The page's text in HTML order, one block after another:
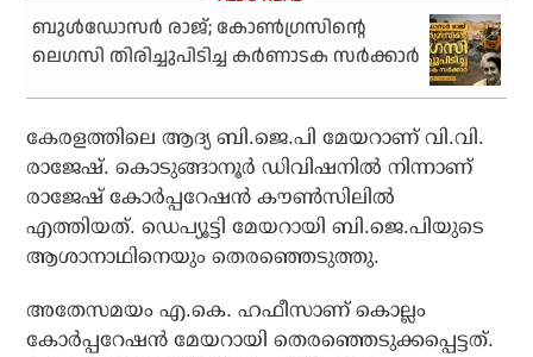
ബുള്‍ഡോസര്‍ രാജ്; കോണ്‍ഗ്രസിന്റെ
ലെഗസി തിരിച്ചുപിടിച്ച കര്‍ണാടക സര്‍ക്കാര്‍
കേരളത്തിലെ ആദ്യ ബി.ജെ.പി മേയറാണ് വി.വി.
രാജേഷ്. കൊടുങ്ങാനൂര്‍ ഡിവിഷനില്‍ നിന്നാണ്
രാജേഷ് കോര്‍പ്പറേഷന്‍ കൗണ്‍സിലില്‍
എത്തിയത്. ഡെപ്യൂട്ടി മേയറായി ബി.ജെ.പിയുടെ
ആശാനാഥിനെയും തെരഞ്ഞെടുത്തു.
അതേസമയം എ.കെ. ഹഫീസാണ് കൊല്ലം
കോര്‍പ്പറേഷന്‍ മേയറായി തെരഞ്ഞെടുക്കപ്പെട്ടത്.